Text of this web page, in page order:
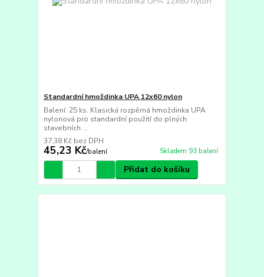
Standardní hmoždinka UPA 12x60 nylon
Balení: 25 ks. Klasická rozpěrná hmoždinka UPA
nylonová pro standardní použití do plných
stavebních ...
45,23 Kč/balení
37,38 Kč bez DPH
Skladem 93 balení
Přidat do košíku